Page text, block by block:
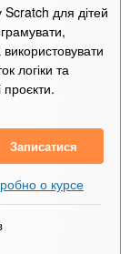
Scratch для дітей
логіки та
проєкти.
Записатися
о курсе